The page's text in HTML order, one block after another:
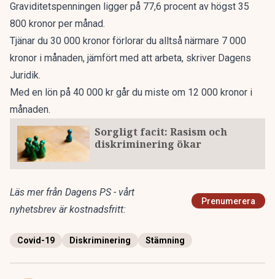
Graviditetspenningen ligger på 77,6 procent av högst 35
800 kronor per månad.
Tjänar du 30 000 kronor förlorar du alltså närmare 7 000
kronor i månaden, jämfört med att arbeta, skriver Dagens
Juridik.
Med en lön på 40 000 kr går du miste om 12 000 kronor i
månaden.
Sorgligt facit: Rasism och
diskriminering ökar
Läs mer från Dagens PS - vårt
nyhetsbrev är kostnadsfritt:
Prenumerera
Covid-19 Diskriminering Stämning